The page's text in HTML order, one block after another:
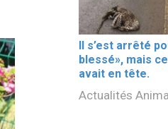
Il s’est arrêté
blеssé», mais
avait en tête.
Actualités